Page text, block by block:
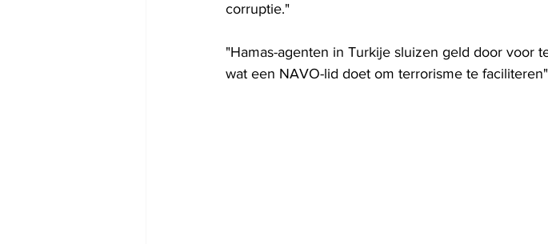
corruptie."
"Hamas-agenten in Turkije sluizen geld door voor
wat een NAVO-lid doet om terrorisme te